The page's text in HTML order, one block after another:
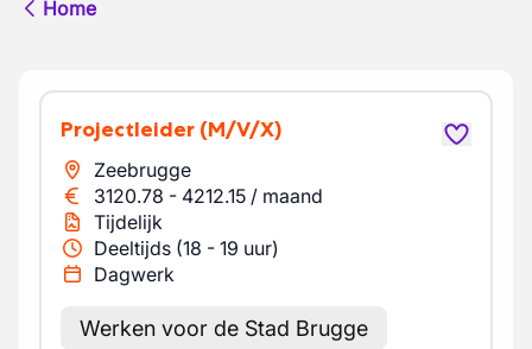
Home
Projectleider (M/V/X)
Zeebrugge
3120.78 - 4212.15 / maand
Tijdelijk
Deeltijds (18 - 19 uur)
Dagwerk
Werken voor de Stad Brugge